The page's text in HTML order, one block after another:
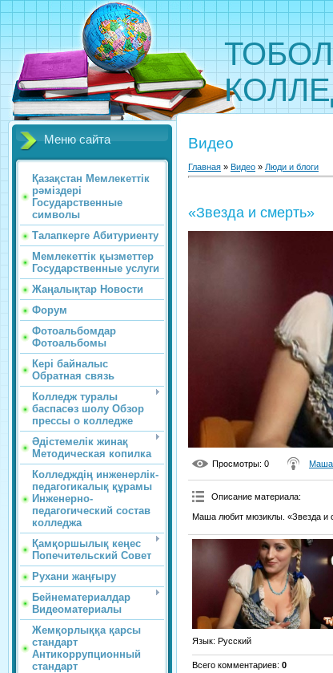
Меню сайта
Қазақстан Мемлекеттік
рәміздері
Государственные
символы
Талапкерге Абитуриенту
Мемлекеттік қызметтер
Государственные услуги
Жаңалықтар Новости
Форум
Фотоальбомдар
Фотоальбомы
Кері байналыс
Обратная связь
Колледж туралы
баспасөз шолу Обзор
прессы о колледже
Әдістемелік жинақ
Методическая копилка
Колледждің инженерлік-
педагогикалық құрамы
Инженерно-
педагогический состав
колледжа
Қамқоршылық кеңес
Попечительский Совет
Рухани жаңғыру
Бейнематериалдар
Видеоматериалы
Жемқорлыққа қарсы
стандарт
Антикоррупционный
стандарт
Видео
Главная » Видео » Люди и блоги
«Звезда и смерть»
Просмотры: 0 Маша
Описание материала:
Маша любит мюзиклы. «Звезда и
Язык: Русский
Всего комментариев: 0